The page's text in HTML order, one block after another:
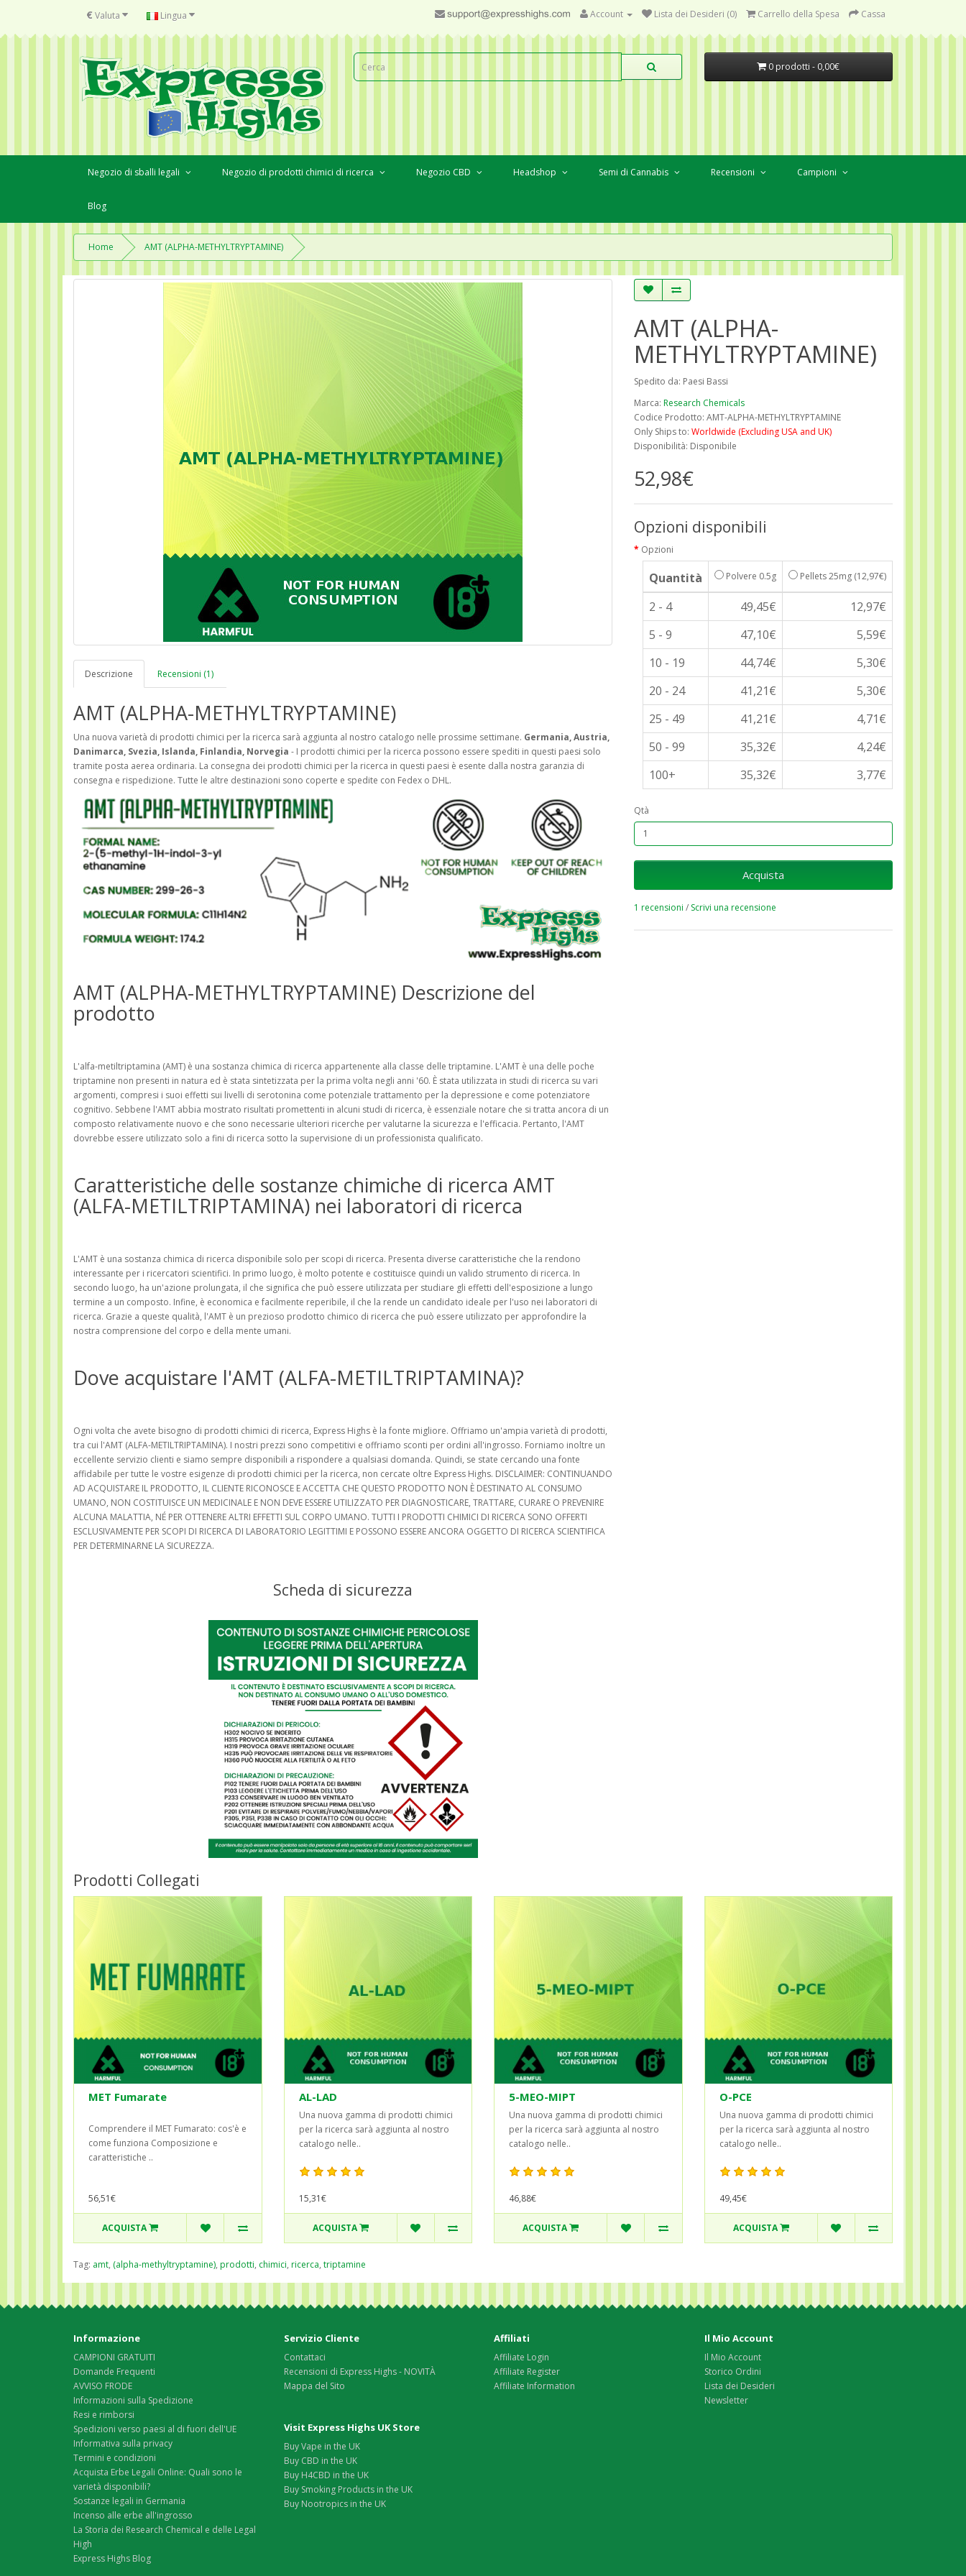
€ Valuta Lingua Account Lista dei Desideri (0) Carrello della Spesa Cassa
0 prodotti - 0,00€
Negozio di sballi legali Negozio di prodotti chimici di ricerca Negozio CBD Headshop Semi di Cannabis Recensioni Campioni
Blog
Home AMT (ALPHA-METHYLTRYPTAMINE)
Descrizione Recensioni (1)
AMT (ALPHA-METHYLTRYPTAMINE)
Una nuova varietà di prodotti chimici per la ricerca sarà aggiunta al nostro catalogo nelle prossime settimane. Germania, Austria,
Danimarca, Svezia, Islanda, Finlandia, Norvegia - I prodotti chimici per la ricerca possono essere spediti in questi paesi solo
tramite posta aerea ordinaria. La consegna dei prodotti chimici per la ricerca in questi paesi è esente dalla nostra garanzia di
consegna e rispedizione. Tutte le altre destinazioni sono coperte e spedite con Fedex o DHL.
AMT (ALPHA-METHYLTRYPTAMINE) Descrizione del
prodotto
L'alfa-metiltriptamina (AMT) è una sostanza chimica di ricerca appartenente alla classe delle triptamine. L'AMT è una delle poche
triptamine non presenti in natura ed è stata sintetizzata per la prima volta negli anni '60. È stata utilizzata in studi di ricerca su vari
argomenti, compresi i suoi effetti sui livelli di serotonina come potenziale trattamento per la depressione e come potenziatore
cognitivo. Sebbene l'AMT abbia mostrato risultati promettenti in alcuni studi di ricerca, è essenziale notare che si tratta ancora di un
composto relativamente nuovo e che sono necessarie ulteriori ricerche per valutarne la sicurezza e l'efficacia. Pertanto, l'AMT
dovrebbe essere utilizzato solo a fini di ricerca sotto la supervisione di un professionista qualificato.
Caratteristiche delle sostanze chimiche di ricerca AMT
(ALFA-METILTRIPTAMINA) nei laboratori di ricerca
L'AMT è una sostanza chimica di ricerca disponibile solo per scopi di ricerca. Presenta diverse caratteristiche che la rendono
interessante per i ricercatori scientifici. In primo luogo, è molto potente e costituisce quindi un valido strumento di ricerca. In
secondo luogo, ha un'azione prolungata, il che significa che può essere utilizzata per studiare gli effetti dell'esposizione a lungo
termine a un composto. Infine, è economica e facilmente reperibile, il che la rende un candidato ideale per l'uso nei laboratori di
ricerca. Grazie a queste qualità, l'AMT è un prezioso prodotto chimico di ricerca che può essere utilizzato per approfondire la
nostra comprensione del corpo e della mente umani.
Dove acquistare l'AMT (ALFA-METILTRIPTAMINA)?
Ogni volta che avete bisogno di prodotti chimici di ricerca, Express Highs è la fonte migliore. Offriamo un'ampia varietà di prodotti,
tra cui l'AMT (ALFA-METILTRIPTAMINA). I nostri prezzi sono competitivi e offriamo sconti per ordini all'ingrosso. Forniamo inoltre un
eccellente servizio clienti e siamo sempre disponibili a rispondere a qualsiasi domanda. Quindi, se state cercando una fonte
affidabile per tutte le vostre esigenze di prodotti chimici per la ricerca, non cercate oltre Express Highs. DISCLAIMER: CONTINUANDO
AD ACQUISTARE IL PRODOTTO, IL CLIENTE RICONOSCE E ACCETTA CHE QUESTO PRODOTTO NON È DESTINATO AL CONSUMO
UMANO, NON COSTITUISCE UN MEDICINALE E NON DEVE ESSERE UTILIZZATO PER DIAGNOSTICARE, TRATTARE, CURARE O PREVENIRE
ALCUNA MALATTIA, NÉ PER OTTENERE ALTRI EFFETTI SUL CORPO UMANO. TUTTI I PRODOTTI CHIMICI DI RICERCA SONO OFFERTI
ESCLUSIVAMENTE PER SCOPI DI RICERCA DI LABORATORIO LEGITTIMI E POSSONO ESSERE ANCORA OGGETTO DI RICERCA SCIENTIFICA
PER DETERMINARNE LA SICUREZZA.
Scheda di sicurezza
AMT (ALPHA-
METHYLTRYPTAMINE)
Spedito da: Paesi Bassi
Marca: Research Chemicals
Codice Prodotto: AMT-ALPHA-METHYLTRYPTAMINE
Only Ships to: Worldwide (Excluding USA and UK)
Disponibilità: Disponibile
52,98€
Opzioni disponibili
Opzioni
Quantità Polvere 0.5g Pellets 25mg (12,97€)
2 - 4 49,45€
12,97€
5 - 9
47,10€
5,59€
10 - 19
44,74€
5,30€
20 - 24
41,21€
5,30€
25 - 49
41,21€
4,71€
50 - 99
35,32€
4,24€
100+
35,32€ 3,77€
Qtà
Acquista
1 recensioni / Scrivi una recensione
Prodotti Collegati
MET Fumarate
Comprendere il MET Fumarato: cos'è e
come funziona Composizione e
caratteristiche ..
56,51€
ACQUISTA
AL-LAD
Una nuova gamma di prodotti chimici
per la ricerca sarà aggiunta al nostro
catalogo nelle..
15,31€
ACQUISTA
5-MEO-MIPT
Una nuova gamma di prodotti chimici
per la ricerca sarà aggiunta al nostro
catalogo nelle..
46,88€
ACQUISTA
O-PCE
Una nuova gamma di prodotti chimici
per la ricerca sarà aggiunta al nostro
catalogo nelle..
49,45€
ACQUISTA
Tag: amt, (alpha-methyltryptamine), prodotti, chimici, ricerca, triptamine
Informazione
CAMPIONI GRATUITI
Domande Frequenti
AVVISO FRODE
Informazioni sulla Spedizione
Resi e rimborsi
Spedizioni verso paesi al di fuori dell'UE
Informativa sulla privacy
Termini e condizioni
Acquista Erbe Legali Online: Quali sono le
varietà disponibili?
Sostanze legali in Germania
Incenso alle erbe all'ingrosso
La Storia dei Research Chemical e delle Legal
High
Express Highs Blog
Servizio Cliente
Contattaci
Recensioni di Express Highs - NOVITÀ
Mappa del Sito
Affiliati
Affiliate Login
Affiliate Register
Affiliate Information
Il Mio Account
Il Mio Account
Storico Ordini
Lista dei Desideri
Newsletter
Visit Express Highs UK Store
Buy Vape in the UK
Buy CBD in the UK
Buy H4CBD in the UK
Buy Smoking Products in the UK
Buy Nootropics in the UK